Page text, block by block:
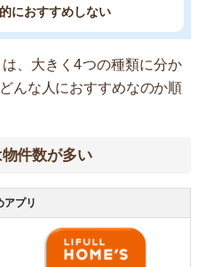
におすすめしない
、大きく4つの種類に分か
んな人におすすめなのか順
件数が多い
アプリ